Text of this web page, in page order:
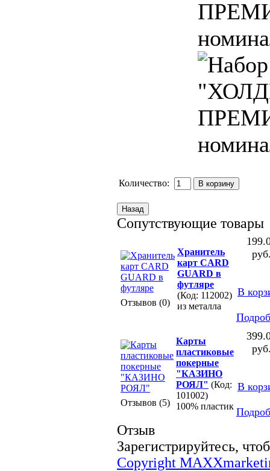
Количество:
Сопутствующие товары
Отзывов (0)
Хранитель
карт CARD
GUARD в
футляре
(Код: 112002)
из металла
В
Отзывов (5)
Карты
пластиковые
покерные
"КАЗИНО
РОЯЛ" (Код:
101002)
100% пластик
В
Отзыв
Зарегистрируйтесь,
Copyright